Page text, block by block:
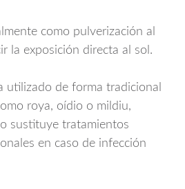
como pulverización al
la exposición directa al sol.
utilizado de forma tradicional
roya, oídio o mildiu,
sustituye tratamientos
en caso de infección